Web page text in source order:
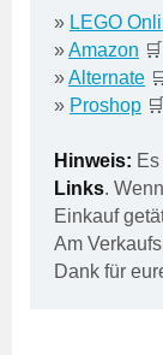
» LEGO
»Amazon 🛒
»Alternate
» Proshop 🛒
Hinweis:
Links.
Einkauf
Am
Dank für